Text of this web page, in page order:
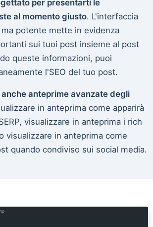
per presentarti le
al momento giusto. L'interfaccia
potente mette in evidenza
sui tuoi post insieme al post
queste informazioni, puoi
l'SEO del tuo post.
anteprime avanzate degli
in anteprima come apparirà
visualizzare in anteprima i rich
visualizzare in anteprima come
quando condiviso sui social media.